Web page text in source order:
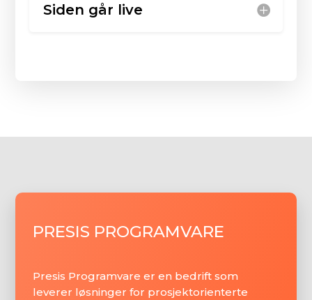
Siden går live
PRESIS PROGRAMVARE
Presis Programvare er en bedrift som
leverer løsninger for prosjektorienterte